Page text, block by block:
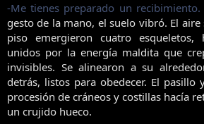
-Me tienes preparado un
gesto de la mano, el suelo vibró. El
piso emergieron cuatro esqueletos,
unidos por la energía maldita que
invisibles. Se alinearon a su
detrás, listos para obedecer. El pasillo
procesión de cráneos y costillas hacía
un crujido hueco.